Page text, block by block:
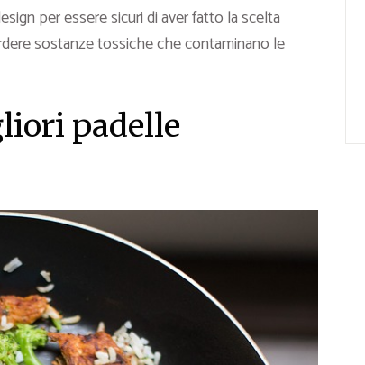
per essere sicuri di aver fatto la scelta
sostanze tossiche che contaminano le
padelle